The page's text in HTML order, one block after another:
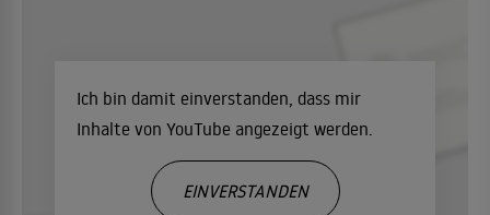
Ich bin damit einverstanden, dass mir
Inhalte von YouTube angezeigt werden.
EINVERSTANDEN